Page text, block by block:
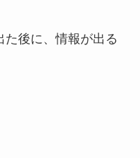
た後に、情報が出る